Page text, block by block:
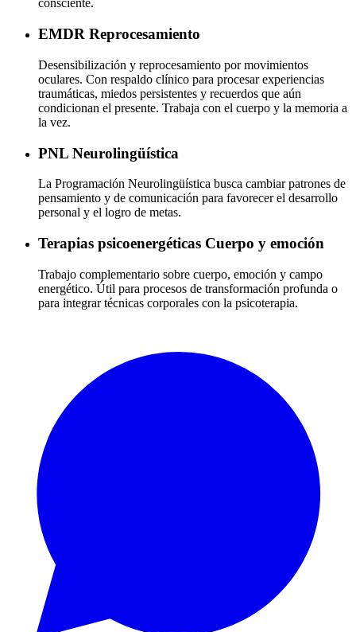
consciente.
EMDR Reprocesamiento
Desensibilización y reprocesamiento por movimientos
oculares. Con respaldo clínico para procesar experiencias
traumáticas, miedos persistentes y recuerdos que aún
condicionan el presente. Trabaja con el cuerpo y la memoria a
la vez.
PNL Neurolingüística
La Programación Neurolingüística busca cambiar patrones de
pensamiento y de comunicación para favorecer el desarrollo
personal y el logro de metas.
Terapias psicoenergéticas Cuerpo y emoción
Trabajo complementario sobre cuerpo, emoción y campo
energético. Útil para procesos de transformación profunda o
para integrar técnicas corporales con la psicoterapia.